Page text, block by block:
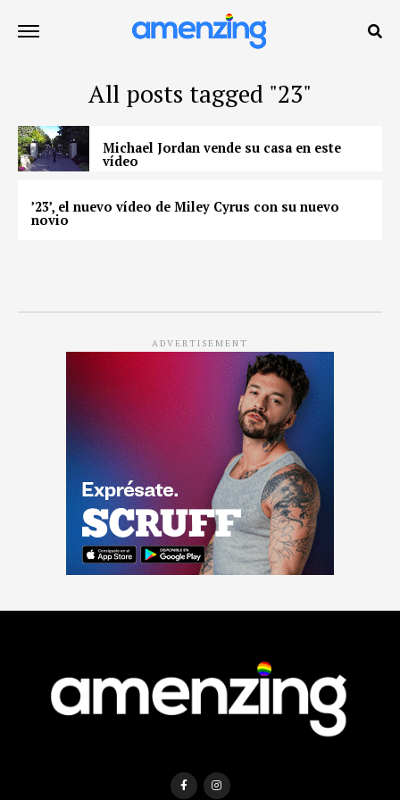
All posts tagged "23"
Michael Jordan vende su casa en este
vídeo
’23’, el nuevo vídeo de Miley Cyrus con su nuevo
novio
ADVERTISEMENT